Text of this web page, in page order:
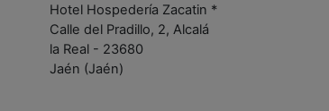
Hotel Hospedería Zacatin *
Calle del Pradillo, 2, Alcalá
la Real - 23680
Jaén (Jaén)